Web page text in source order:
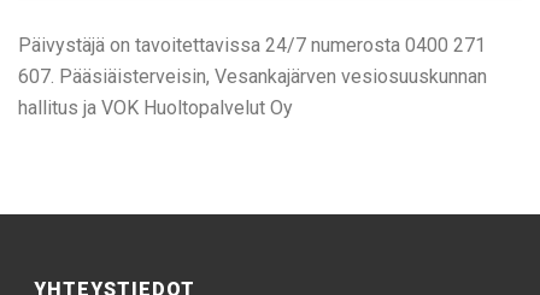
Päivystäjä on tavoitettavissa 24/7 numerosta 0400 271
607. Pääsiäisterveisin, Vesankajärven vesiosuuskunnan
hallitus ja VOK Huoltopalvelut Oy
YHTEYSTIEDOT